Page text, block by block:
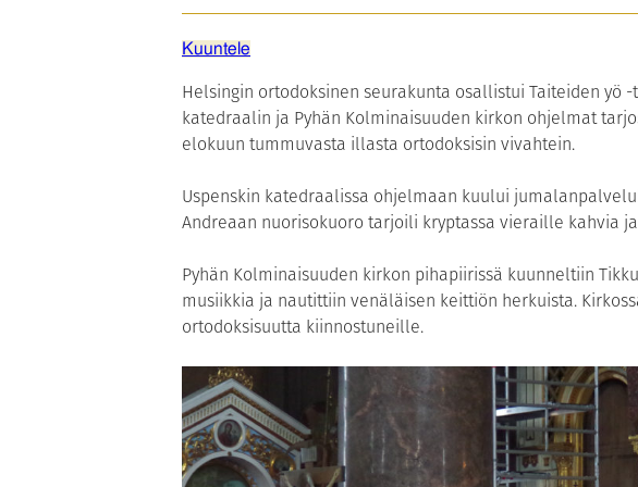
Kuuntele
Helsingin ortodoksinen seurakunta osallistui Taiteiden yö
katedraalin ja Pyhän Kolminaisuuden kirkon ohjelmat
elokuun tummuvasta illasta ortodoksisin vivahtein.
Uspenskin katedraalissa ohjelmaan kuului
Andreaan nuorisokuoro tarjoili kryptassa vieraille kahvia
Pyhän Kolminaisuuden kirkon pihapiirissä kuunneltiin
musiikkia ja nautittiin venäläisen keittiön herkuista.
ortodoksisuutta kiinnostuneille.